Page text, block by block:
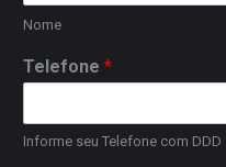
Nome
Telefone *
Informe seu Telefone com DDD